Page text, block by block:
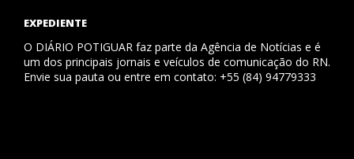
EXPEDIENTE
O DIÁRIO POTIGUAR faz parte da Agência de Notícias e é
um dos principais jornais e veículos de comunicação do RN.
Envie sua pauta ou entre em contato: +55 (84) 94779333